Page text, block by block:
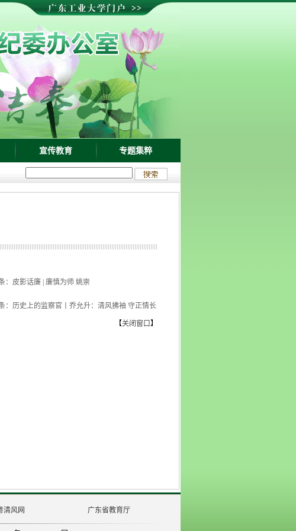
宣传教育 专题集粹
：皮影话廉 | 廉慎为师 姚崇
条：历史上的监察官丨乔允升：清风拂袖 守正情长
【关闭窗口】
清风网 广东省教育厅